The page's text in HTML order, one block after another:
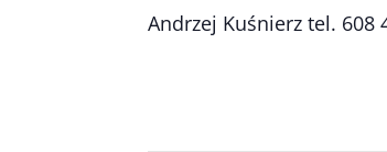
Andrzej Kuśnierz tel. 608